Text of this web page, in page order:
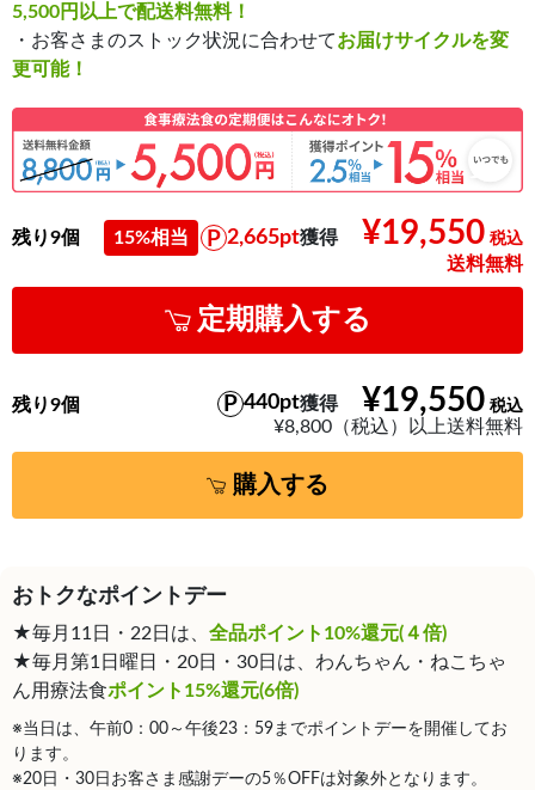
5,500円以上で配送料無料！
・お客さまのストック状況に合わせてお届けサイクルを変
更可能！
¥19,550
送料無料
15%相当 2,665pt獲得
残り9個
定期購入する
¥19,550
440pt獲得
¥8,800（税込）以上送料無料
残り9個
購入する
おトクなポイントデー
★毎月11日・22日は、 全品ポイント10%還元(４倍)
★毎月第1日曜日・20日・30日は、わんちゃん・ねこちゃ
ん用療法食ポイント15%還元(6倍)
※当日は、午前0：00～午後23：59までポイントデーを開催してお
ります。
※20日・30日お客さま感謝デーの5％OFFは対象外となります。